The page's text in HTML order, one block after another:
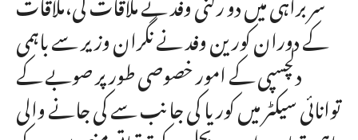
کے دوران کورین وفد نے نگران وزیر سے باہمی
دلچسپی کے امور خصوصی طور پر صوبے کے
توانائی سیکٹر میں کوریا کی جانب سے کی جانے والی